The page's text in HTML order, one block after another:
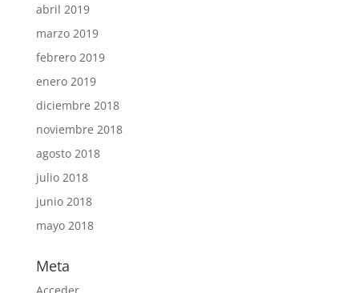
abril 2019
marzo 2019
febrero 2019
enero 2019
diciembre 2018
noviembre 2018
agosto 2018
julio 2018
junio 2018
mayo 2018
Meta